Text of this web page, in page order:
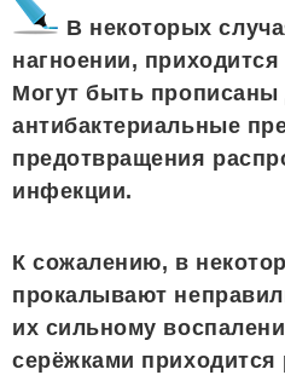
В некоторых
нагноении,
Могут быть прописаны
антибактериальные
предотвращения
инфекции.
К сожалению, в
прокалывают
их сильному
серёжками приходится